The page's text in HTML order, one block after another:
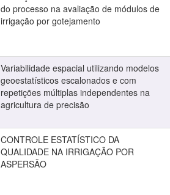
do processo na avaliação de módulos de
irrigação por gotejamento
Variabilidade espacial utilizando modelos
geoestatísticos escalonados e com
repetições múltiplas independentes na
agricultura de precisão
CONTROLE ESTATÍSTICO DA
QUALIDADE NA IRRIGAÇÃO POR
ASPERSÃO